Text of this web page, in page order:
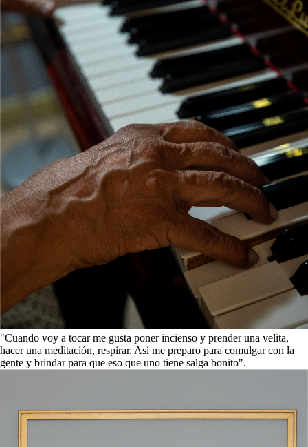
"Cuando voy a tocar me gusta poner incienso y prender una velita,
hacer una meditación, respirar. Así me preparo para comulgar con la
gente y brindar para que eso que uno tiene salga bonito".